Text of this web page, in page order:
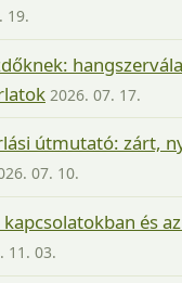
19.
2026. 07. 17.
útmutató: zárt,
07. 10.
és
11. 03.